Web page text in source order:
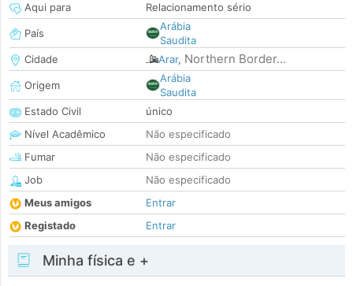
Aqui para
Relacionamento sério
País
Arábia
Saudita
Cidade
Arar, Northern Border...
Origem
Arábia
Saudita
Estado Civil
único
Nível Acadêmico
Não especificado
Fumar
Não especificado
Job
Não especificado
Meus amigos
Entrar
Registado
Entrar
Minha física e +